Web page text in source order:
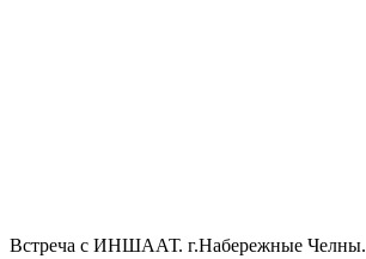
Встреча с ИНШААТ. г.Набережные Челны.